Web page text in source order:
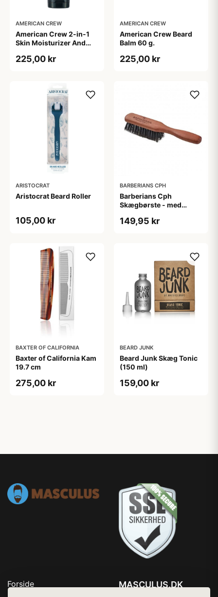
AMERICAN CREW
American Crew 2-in-1
Skin Moisturizer And
ml)
225,00 kr
AMERICAN CREW
American Crew Beard
Balm 60 g.
225,00 kr
ARISTOCRAT
Aristocrat Beard Roller
105,00 kr
BARBERIANS CPH
Barberians Cph
Skægbørste - med
149,95 kr
BAXTER OF CALIFORNIA
Baxter of California Kam
19.7 cm
275,00 kr
BEARD JUNK
Beard Junk Skæg Tonic
(150 ml)
159,00 kr
Forside
MASCULUS.DK